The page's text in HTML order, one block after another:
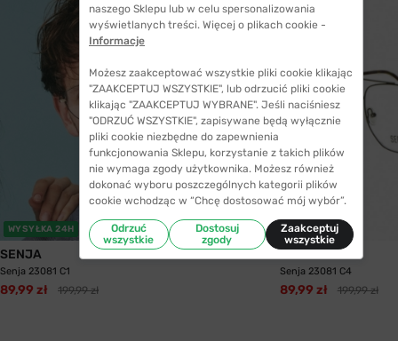
WYSYŁKA 24H
SENJA
Senja 23081 C1
89,99 zł 199,99 zł
SENJA
Senja 23081 C4
89,99 zł 199,99 zł
naszego Sklepu lub w celu spersonalizowania
wyświetlanych treści. Więcej o plikach cookie -
Informacje
Możesz zaakceptować wszystkie pliki cookie klikając
"ZAAKCEPTUJ WSZYSTKIE", lub odrzucić pliki cookie
klikając "ZAAKCEPTUJ WYBRANE". Jeśli naciśniesz
"ODRZUĆ WSZYSTKIE", zapisywane będą wyłącznie
pliki cookie niezbędne do zapewnienia
funkcjonowania Sklepu, korzystanie z takich plików
nie wymaga zgody użytkownika. Możesz również
dokonać wyboru poszczególnych kategorii plików
cookie wchodząc w “Chcę dostosować mój wybór”.
Odrzuć
wszystkie
Dostosuj
zgody
Zaakceptuj
wszystkie